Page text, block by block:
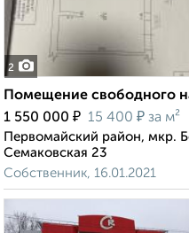
2
Помещение свободного
1 550 000 ₽ 15 400 ₽ за м²
Первомайский район, мкр.
Семаковская 23
Собственник, 16.01.2021